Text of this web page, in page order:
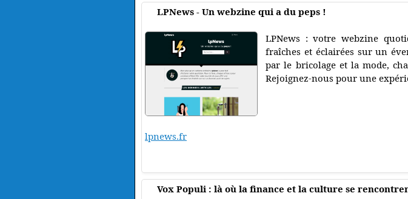
LPNews - Un webzine qui a du peps !
LPNews : votre webzine
fraîches et éclairées sur un
par le bricolage et la mode,
Rejoignez-nous pour une
lpnews.fr
Vox Populi : là où la finance et la culture se